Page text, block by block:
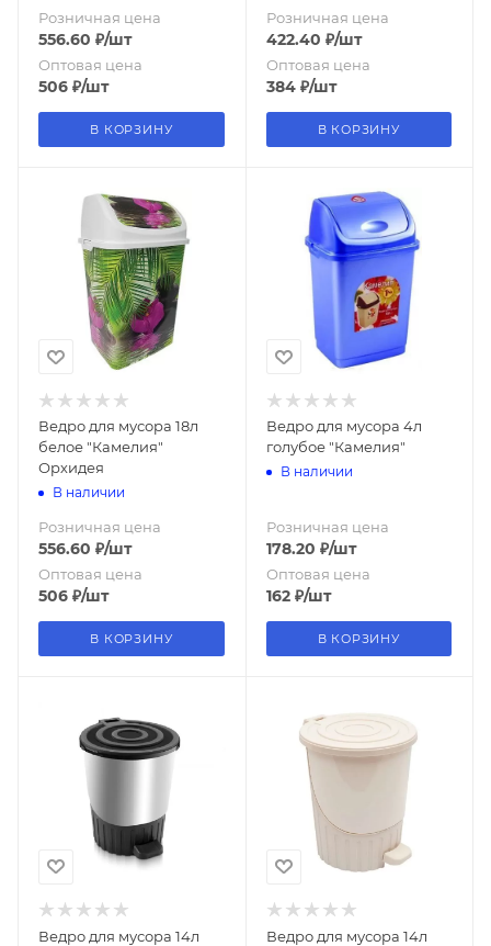
Розничная цена
556.60 ₽/шт
Оптовая цена
506 ₽/шт
В КОРЗИНУ
Розничная цена
422.40 ₽/шт
Оптовая цена
384₽/шт
В КОРЗИНУ
Ведро для мусора 18л
белое "Камелия"
Орхидея
В наличии
Розничная цена
556.60 ₽/шт
Оптовая цена
506 ₽/шт
В КОРЗИНУ
Ведро для мусора 4л
голубое "Камелия"
В наличии
Розничная цена
178.20 ₽/шт
Оптовая цена
162₽/шт
В КОРЗИНУ
Ведро для мусора 14л
Ведро для мусора 14л